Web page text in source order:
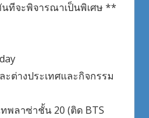
ทีจะพิจารณาเป็นพิเศษ **
ะต่างประเทศและกิจกรรม
พลาซ่าชั้น 20 (ติด BTS